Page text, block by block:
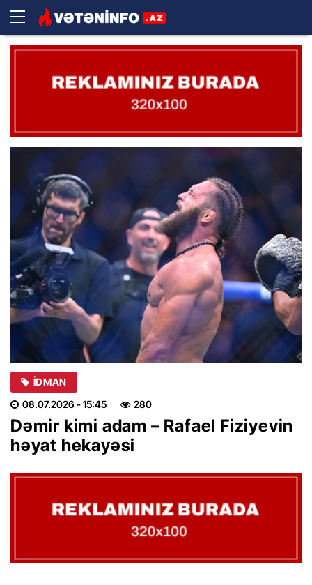
İDMAN
08.07.2026 - 15:45 280
Dəmir kimi adam – Rafael Fiziyevin
həyat hekayəsi